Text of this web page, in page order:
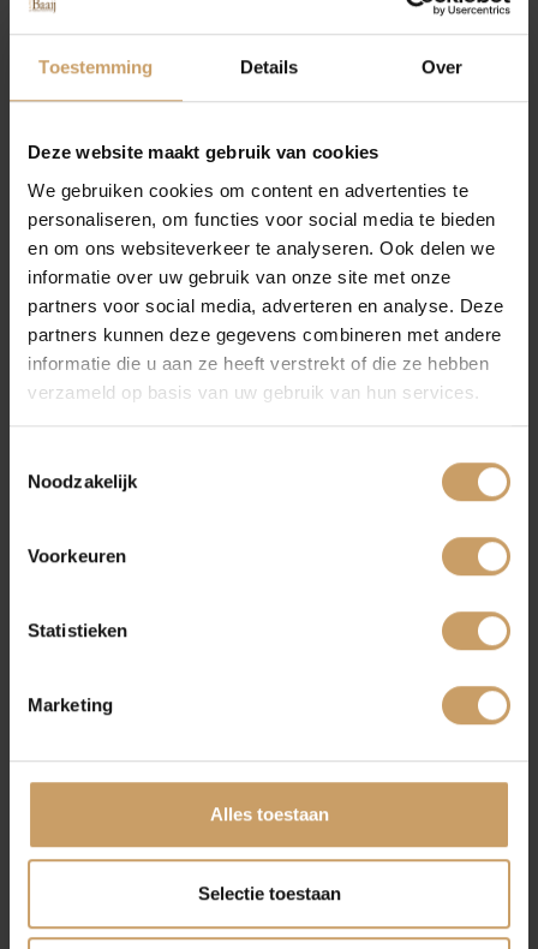
Toestemming Details Over
Deze website maakt gebruik van cookies
We gebruiken cookies om content en advertenties te
personaliseren, om functies voor social media te bieden
en om ons websiteverkeer te analyseren. Ook delen we
informatie over uw gebruik van onze site met onze
partners voor social media, adverteren en analyse. Deze
partners kunnen deze gegevens combineren met andere
informatie die u aan ze heeft verstrekt of die ze hebben
verzameld op basis van uw gebruik van hun services.
Noodzakelijk
Voorkeuren
Statistieken
Marketing
Alles toestaan
Selectie toestaan
Autolease
Financiering
Autoverzekeringen
Verkoop
Auto onderhoud
Over Autobedrijf De Baaij
Contact
Afleverpakketten